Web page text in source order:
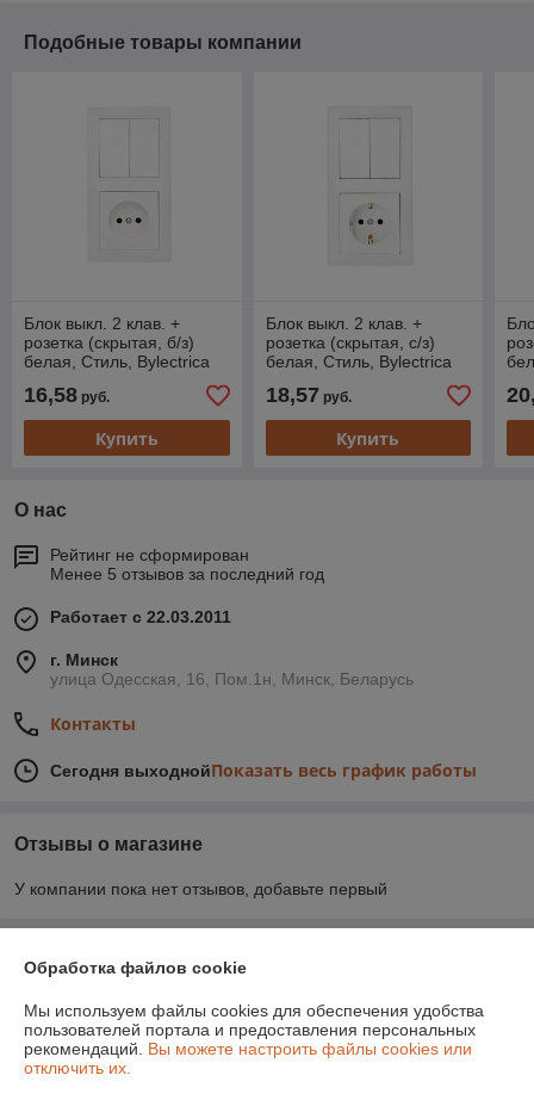
Подобные товары компании
Блок выкл. 2 клав. +
розетка (скрытая, б/з)
белая, Стиль, Bylectrica
16,58 руб.
Купить
Блок выкл. 2 клав. +
розетка (скрытая, с/з)
белая, Стиль, Bylectrica
18,57 руб.
Купить
О нас
Рейтинг не сформирован
Менее 5 отзывов за последний год
Работает с 22.03.2011
г. Минск
улица Одесская, 16, Пом.1н, Минск, Беларусь
Контакты
Сегодня выходнойПоказать весь график работы
Отзывы о магазине
У компании пока нет отзывов, добавьте первый
О нас
Контакты
Доставка и оплата
Обработка файлов cookie
Мы используем файлы cookies для обеспечения удобства
пользователей портала и предоставления персональных
рекомендаций. Вы можете настроить файлы cookies или
отключить их.